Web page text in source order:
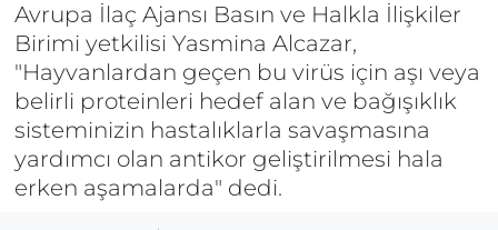
Avrupa İlaç Ajansı Basın ve Halkla İlişkiler
Birimi yetkilisi Yasmina Alcazar,
"Hayvanlardan geçen bu virüs için aşı veya
belirli proteinleri hedef alan ve bağışıklık
sisteminizin hastalıklarla savaşmasına
yardımcı olan antikor geliştirilmesi hala
erken aşamalarda" dedi.
Haber Arşivi